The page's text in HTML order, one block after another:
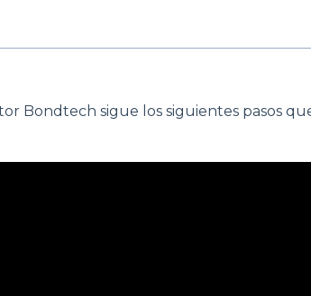
Bondtech sigue los siguientes pasos